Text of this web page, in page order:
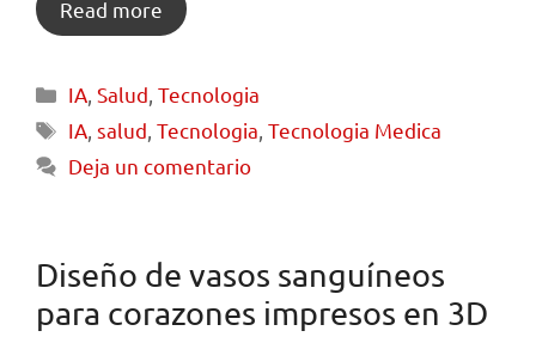
Read more
IA ,Salud ,Tecnologia
IA ,salud ,Tecnologia ,Tecnologia Medica
Deja un comentario
Diseño de vasos sanguíneos
para corazones impresos en 3D